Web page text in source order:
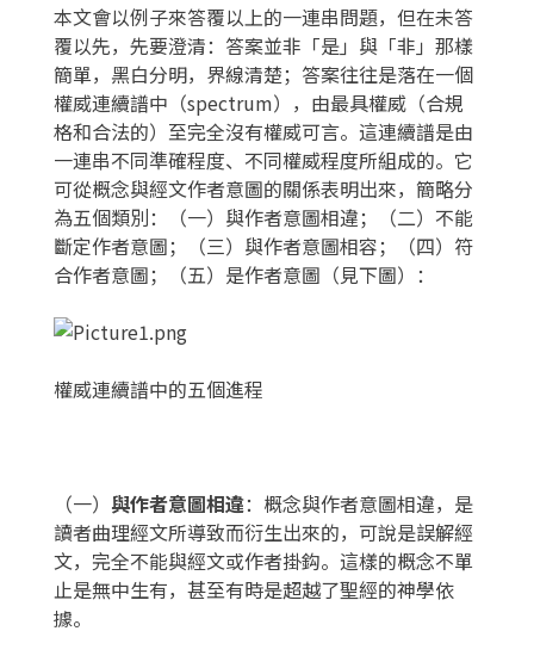
本文會以例子來答覆以上的一連串問題，但在未答
覆以先，先要澄清：答案並非「是」與「非」那樣
簡單，黑白分明，界線清楚；答案往往是落在一個
權威連續譜中（spectrum），由最具權威（合規
格和合法的）至完全沒有權威可言。這連續譜是由
一連串不同準確程度、不同權威程度所組成的。它
可從概念與經文作者意圖的關係表明出來，簡略分
為五個類別：（一）與作者意圖相違；（二）不能
斷定作者意圖；（三）與作者意圖相容；（四）符
合作者意圖；（五）是作者意圖（見下圖）：
權威連續譜中的五個進程
（一） 與作者意圖相違：概念與作者意圖相違，是
讀者曲理經文所導致而衍生出來的，可說是誤解經
文，完全不能與經文或作者掛鈎。這樣的概念不單
止是無中生有，甚至有時是超越了聖經的神學依
據。